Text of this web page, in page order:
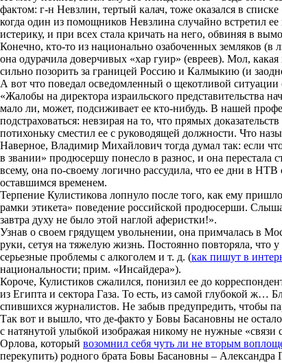
фактом: г-н Невзлин, тертый калач, тоже оказался в
когда один из помощников Невзлина случайно встретил
истерику, и при всех стала кричать на него, обвиняя в
Конечно, кто-то из национально озабоченных земляков
она одурачила доверчивых «хар гуир» (евреев). Мол,
сильно позорить за границей Россию и Калмыкию (и
А вот что поведал осведомленный о щекотливой
«Жалобы на директора израильского представительства
мало ли, может, подсиживает ее кто-нибудь. В нашей
подстраховаться: невзирая на то, что прямых
потихоньку сместил ее с руководящей должности. Что
Наверное, Владимир Михайлович тогда думал так: если
в звании» продюсершу понесло в разнос, и она перестала
всему, она по-своему логично рассудила, что ее дни в
оставшимся временем.
Терпение Кулистикова лопнуло после того, как ему
рамки этикета» поведение российской продюсерши.
завтра духу не было этой наглой аферистки!».
Узнав о своем грядущем увольнении, она примчалась в
руки, сетуя на тяжелую жизнь. Постоянно повторяла, что
серьезные проблемы с алкоголем и т. д. (как пишут в
национальности; прим. «Инсайдера»).
Короче, Кулистиков сжалился, понизил ее до
из Египта и сектора Газа. То есть, из самой глубокой
спившихся журналистов. Не забыв предупредить, чтобы
Так вот и вышло, что де-факто у Бовы Басановны не
с натянутой улыбкой изображая никому не нужные
Орлова, который возомнил себя чуть ли не вторым
перекупить) родного брата Бовы Басановны – Александра